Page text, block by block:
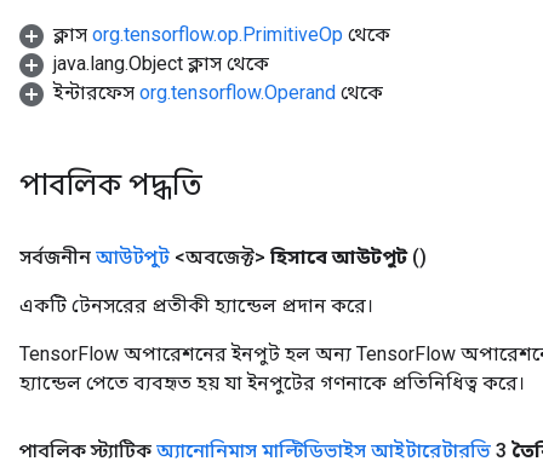
ক্লাস org.tensorflow.op.PrimitiveOp থেকে
java.lang.Object ক্লাস থেকে
ইন্টারফেস org.tensorflow.Operand থেকে
পাবলিক পদ্ধতি
সর্বজনীন আউটপুট <অবজেক্ট> হিসাবে আউটপুট ()
একটি টেনসরের প্রতীকী হ্যান্ডেল প্রদান করে।
TensorFlow অপারেশনের ইনপুট হল অন্য TensorFlow
হ্যান্ডেল পেতে ব্যবহৃত হয় যা ইনপুটের গণনাকে প্রতিনিধিত্ব করে।
পাবলিক স্ট্যাটিক অ্যানোনিমাস মাল্টিডিভাইস আইটারেটারভি 3